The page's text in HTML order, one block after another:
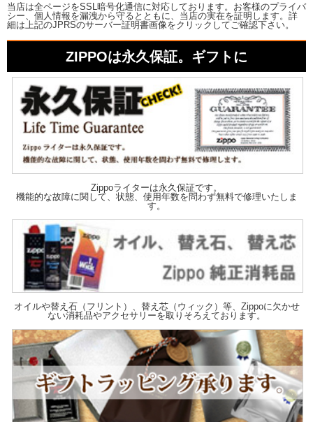
当店は全ページをSSL暗号化通信に対応しております。お客様のプライバ
シー、個人情報を漏洩から守るとともに、当店の実在を証明します。詳
細は上記のJPRSのサーバー証明書画像をクリックしてご確認下さい。
ZIPPOは永久保証。ギフトに
Zippoライターは永久保証です。
機能的な故障に関して、状態、使用年数を問わず無料で修理いたしま
す。
オイルや替え石（フリント）、替え芯（ウィック）等、Zippoに欠かせ
ない消耗品やアクセサリーを取りそろえております。